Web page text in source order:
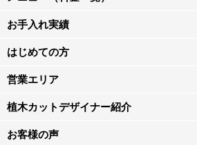
お手入れ実績
はじめての方
営業エリア
植木カットデザイナー紹介
お客様の声